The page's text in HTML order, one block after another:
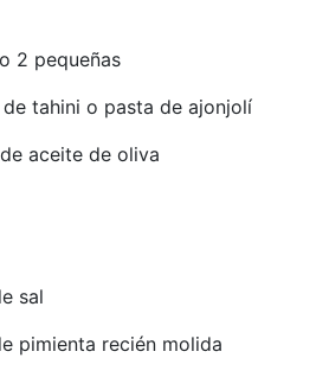
2 pequeñas
tahini o pasta de ajonjolí
aceite de oliva
sal
pimienta recién molida